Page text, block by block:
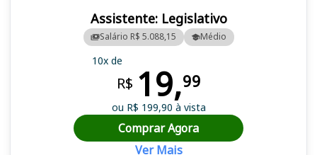
Assistente: Legislativo
Salário R$ 5.088,15 Médio
10x de
R$ 19,99
ou R$ 199,90 à vista
Comprar Agora
Ver Mais